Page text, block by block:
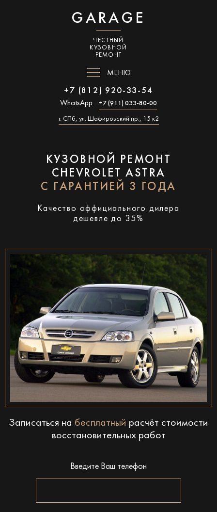
GARAGE
ЧЕСТНЫЙ
КУЗОВНОЙ
РЕМОНТ
МЕНЮ
+7 (812) 920-33-54
WhatsApp: +7 (911) 033-80-00
г. СПб, ул. Шафировский пр., 15 к2
КУЗОВНОЙ РЕМОНТ
CHEVROLET ASTRA
С ГАРАНТИЕЙ 3 ГОДА
Качество оффициального дилера
дешевле до 35%
Записаться на бесплатный расчёт стоимости
восстановительных работ
Введите Ваш телефон